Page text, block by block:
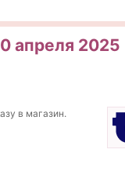
апреля 2025
в магазин.